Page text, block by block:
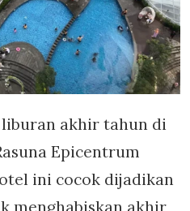
akhir tahun di
Epicentrum
ini cocok dijadikan
menghabiskan akhir